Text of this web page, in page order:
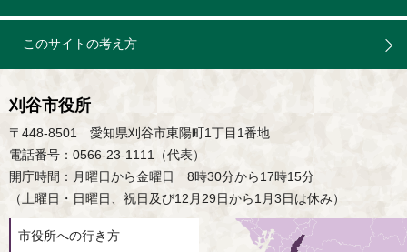
このサイトの考え方
刈谷市役所
〒448-8501 愛知県刈谷市東陽町1丁目1番地
電話番号：0566-23-1111（代表）
開庁時間：月曜日から金曜日 8時30分から17時15分
（土曜日・日曜日、祝日及び12月29日から1月3日は休み）
市役所への行き方